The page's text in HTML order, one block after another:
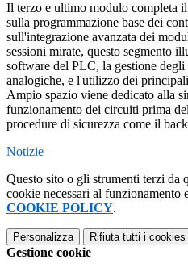
Il terzo e ultimo modulo completa
sulla programmazione base dei
sull'integrazione avanzata dei
sessioni mirate, questo segmento
software del PLC, la gestione
analogiche, e l'utilizzo dei
Ampio spazio viene dedicato alla
funzionamento dei circuiti prima
procedure di sicurezza come il
Notizie
Questo sito o gli strumenti terzi da
cookie necessari al
COOKIE POLICY.
Personalizza Rifiuta tutti i cookies
Gestione cookie